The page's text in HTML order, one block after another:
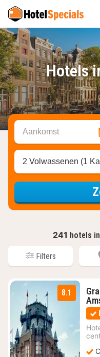
Hotels
Aankomst
2 Volwassenen (1
241 hotels
Filters
8.1